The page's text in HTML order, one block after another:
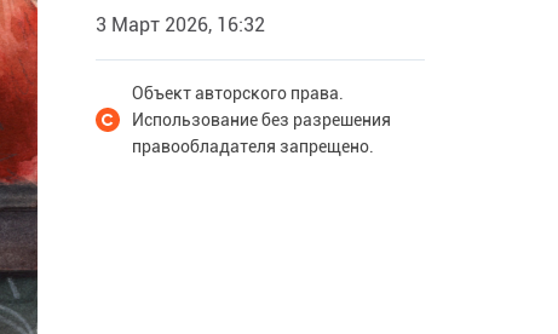
3 Март 2026, 16:32
Объект авторского права.
Использование без разрешения
правообладателя запрещено.